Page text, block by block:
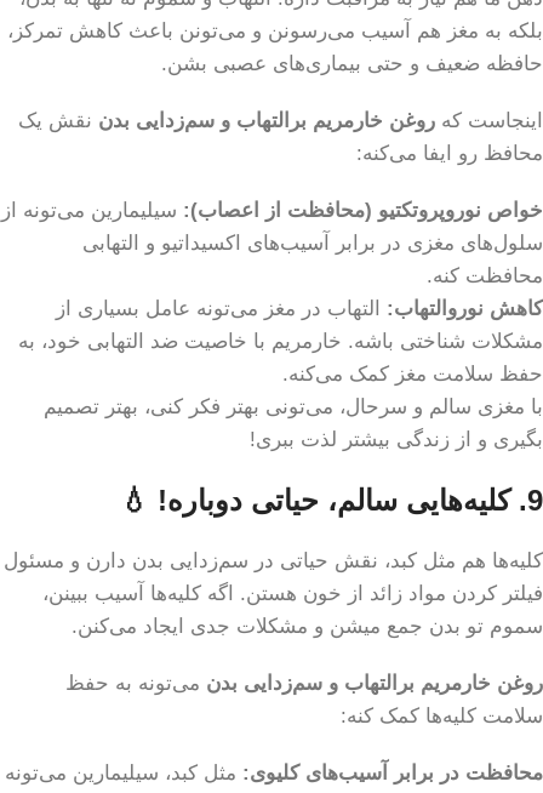
بلکه به مغز هم آسیب می‌رسونن و می‌تونن باعث کاهش تمرکز،
حافظه ضعیف و حتی بیماری‌های عصبی بشن.
اینجاست که روغن خارمریم برالتهاب و سم‌زدایی بدن نقش یک
محافظ رو ایفا می‌کنه:
خواص نوروپروتکتیو (محافظت از اعصاب): سیلیمارین می‌تونه از
سلول‌های مغزی در برابر آسیب‌های اکسیداتیو و التهابی
محافظت کنه.
کاهش نوروالتهاب: التهاب در مغز می‌تونه عامل بسیاری از
مشکلات شناختی باشه. خارمریم با خاصیت ضد التهابی خود، به
حفظ سلامت مغز کمک می‌کنه.
با مغزی سالم و سرحال، می‌تونی بهتر فکر کنی، بهتر تصمیم
بگیری و از زندگی بیشتر لذت ببری!
9. کلیه‌هایی سالم، حیاتی دوباره! 💧
کلیه‌ها هم مثل کبد، نقش حیاتی در سم‌زدایی بدن دارن و مسئول
فیلتر کردن مواد زائد از خون هستن. اگه کلیه‌ها آسیب ببینن،
سموم تو بدن جمع میشن و مشکلات جدی ایجاد می‌کنن.
روغن خارمریم برالتهاب و سم‌زدایی بدن می‌تونه به حفظ
سلامت کلیه‌ها کمک کنه:
محافظت در برابر آسیب‌های کلیوی: مثل کبد، سیلیمارین می‌تونه